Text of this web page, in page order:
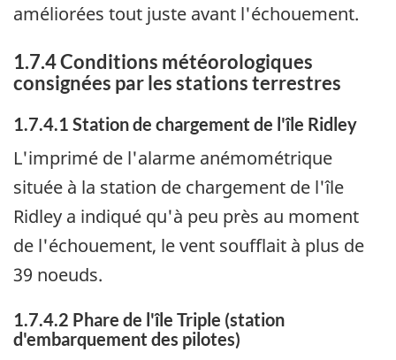
améliorées tout juste avant l'échouement.
1.7.4 Conditions météorologiques
consignées par les stations terrestres
1.7.4.1 Station de chargement de l'île Ridley
L'imprimé de l'alarme anémométrique
située à la station de chargement de l'île
Ridley a indiqué qu'à peu près au moment
de l'échouement, le vent soufflait à plus de
39 noeuds.
1.7.4.2 Phare de l'île Triple (station
d'embarquement des pilotes)